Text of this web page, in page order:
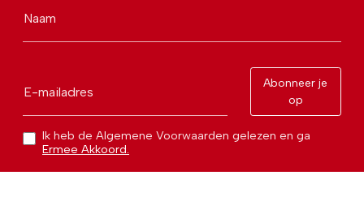
Naam
E-mailadres
Abonneer je
op
Ik heb de Algemene Voorwaarden gelezen en ga
Ermee Akkoord.